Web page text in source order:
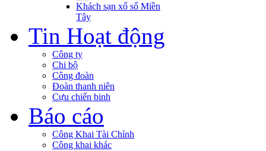
Khách sạn xổ số Miền
Tây
Tin Hoạt động
Công ty
Chi bộ
Công đoàn
Đoàn thanh niên
Cựu chiến binh
Báo cáo
Công Khai Tài Chính
Công khai khác